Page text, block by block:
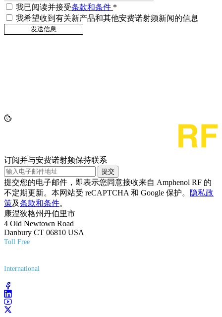
我已阅读并接受条款和条件 *
我希望收到有关新产品和其他安费诺射频新闻的信息
订阅并与安费诺射频保持联系
提交
提交您的电子邮件，即表示您同意接收来自 Amphenol RF 的
不定期更新。本网站受 reCAPTCHA 和 Google 保护。
隐私政
策及条款和条件。
康涅狄格州丹伯里市
4 Old Newtown Road
Danbury CT 06810 USA
Toll Free
International